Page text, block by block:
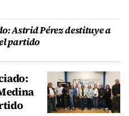
Astrid Pérez destituye a
partido